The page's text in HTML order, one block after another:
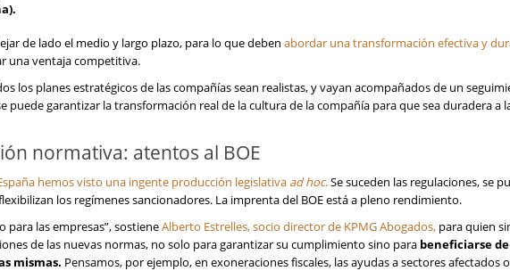
de lado el medio y largo plazo, para lo que deben abordar una transformación efectiva y
una ventaja competitiva.
los planes estratégicos de las compañías sean realistas, y vayan acompañados de un
puede garantizar la transformación real de la cultura de la compañía para que sea duradera a
normativa: atentos al BOE
hemos visto una ingente producción legislativa ad hoc.Se suceden las regulaciones, se
los regímenes sancionadores. La imprenta del BOE está a pleno rendimiento.
para las empresas”, sostieneAlberto Estrelles, socio director de KPMG Abogados, para quien
de las nuevas normas, no solo para garantizar su cumplimiento sino para beneficiarse
mismas. Pensamos, por ejemplo, en exoneraciones fiscales, las ayudas a sectores afectados